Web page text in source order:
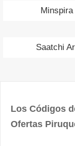
Minspira
Saatchi
Los Códigos
Ofertas